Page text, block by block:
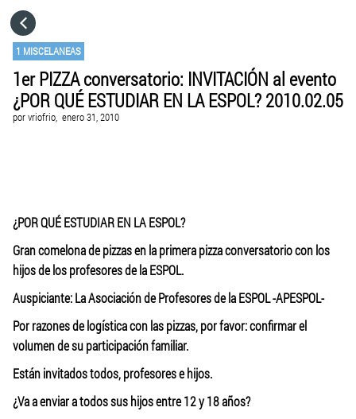
1 MISCELANEAS
1er PIZZA conversatorio: INVITACIÓN al evento
¿POR QUÉ ESTUDIAR EN LA ESPOL? 2010.02.05
porvriofrio, enero 31, 2010
¿POR QUÉ ESTUDIAR EN LA ESPOL?
Gran comelona de pizzas en la primera pizza conversatorio con los
hijos de los profesores de la ESPOL.
Auspiciante: La Asociación de Profesores de la ESPOL -APESPOL-
Por razones de logística con las pizzas, por favor: confirmar el
volumen de su participación familiar.
Están invitados todos, profesores e hijos.
¿Va a enviar a todos sus hijos entre 12 y 18 años?
CATEGORÍAS